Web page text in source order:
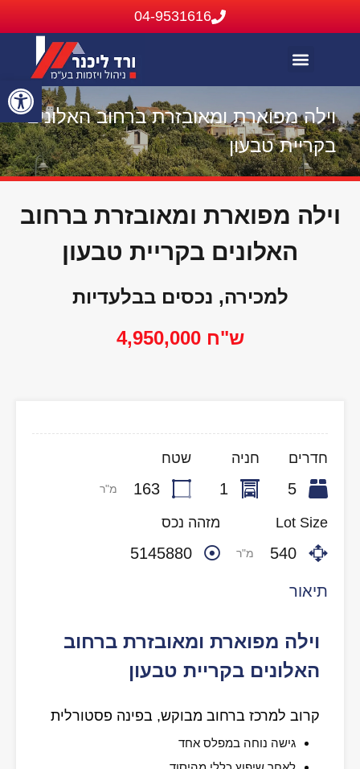
04-9531616
וילה מפוארת ומאובזרת ברחוב האלונים
בקריית טבעון
וילה מפוארת ומאובזרת ברחוב
האלונים בקריית טבעון
למכירה, נכסים בבלעדיות
ש"ח 4,950,000
חדרים
5
חניה
1
שטח
163 מ"ר
Lot Size
540 מ"ר
מזהה נכס
5145880
תיאור
וילה מפוארת ומאובזרת ברחוב
האלונים בקריית טבעון
קרוב למרכז ברחוב מבוקש, בפינה פסטורלית
גישה נוחה במפלס אחד